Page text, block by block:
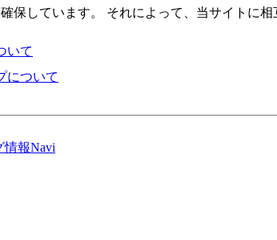
確保しています。 それによって、当サイトに
いて
について
情報Navi